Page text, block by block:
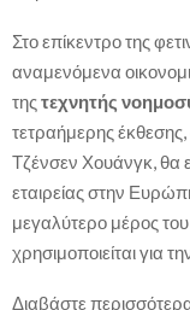
Στο επίκεντρο της
αναμενόμενα
τηςτεχνητής
τετραήμερης
Τζένσεν Χουάνγκ, θα
εταιρείας στην
μεγαλύτερο μέρος
χρησιμοποιείται για
Διαβάστε